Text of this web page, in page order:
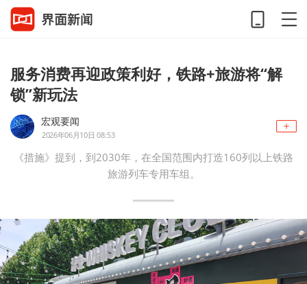
服务消费再迎政策利好，铁路+旅游将“解
锁”新玩法
宏观要闻
2026年06月10日 08:53
《措施》提到，到2030年，在全国范围内打造160列以上铁路
旅游列车专用车组。